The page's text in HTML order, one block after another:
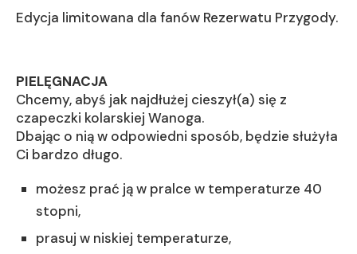
Edycja limitowana dla fanów Rezerwatu Przygody.
PIELĘGNACJA
Chcemy, abyś jak najdłużej cieszył(a) się z
czapeczki kolarskiej Wanoga.
Dbając o nią w odpowiedni sposób, będzie służyła
Ci bardzo długo.
możesz prać ją w pralce w temperaturze 40
stopni,
prasuj w niskiej temperaturze,